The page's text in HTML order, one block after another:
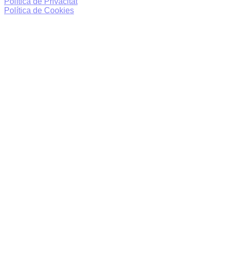
Política de Cookies